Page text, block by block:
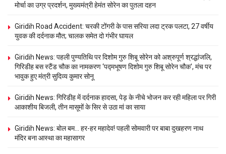
मोर्चा का उग्र प्रदर्शन, मुख्यमंत्री हेमंत सोरेन का पुतला दहन
Giridih Road Accident: चरकी टोंगरी के पास सरिया लदा ट्रक पलटा, 27 वर्षीय
युवक की दर्दनाक मौत; चालक समेत दो गंभीर घायल
Giridih News: पहली पुण्यतिथि पर दिशोम गुरु शिबू सोरेन को अश्रुपूर्ण श्रद्धांजलि,
गिरिडीह बस स्टैंड चौक का नामकरण ‘पद्मभूषण दिशोम गुरु शिबू सोरेन चौक’, मंच पर
भावुक हुए मंत्री सुदिव्य कुमार सोनू
Giridih News: गिरिडीह में दर्दनाक हादसा, पेड़ के नीचे भोजन कर रही महिला पर गिरी
आकाशीय बिजली, तीन मासूमों के सिर से उठा मां का साया
Giridih News: बोल बम… हर-हर महादेव! पहली सोमवारी पर बाबा दुखहरण नाथ
मंदिर बना आस्था का महासागर